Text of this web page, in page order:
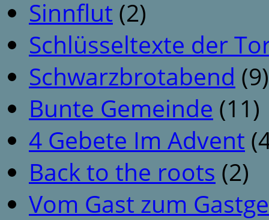
Sinnflut (2)
Schlüsseltexte der
Schwarzbrotabend (9)
Bunte Gemeinde (11)
4 Gebete Im Advent
Back to the roots (2)
Vom Gast zum